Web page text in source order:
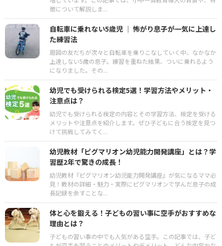
徴について解説しま...
自転車に乗れない5歳児 │ 怖がり息子が一気に上達し
た練習法
周囲の友だちが次々と自転車を乗りこなしていく中、なかなか
上達しない5歳の息子。練習を重ねた結果、ついに乗れるよう
になりました。その...
幼児でも受けられる検定5選！学習方法やメリット・
注意点は？
幼児でも受けられる検定の内容とその学習方法、検定を受ける
メリットや注意点を紹介します。ぜひ子どもに合う検定を見つ
けて挑戦してみてく...
幼児教材「ピグマリオン幼児能力開発講座」とは？学
習歴2年で驚きの成長！
幼児教材『ピグマリオン幼児能力開発講座』が気になるママ必
見！教材の詳細・魅力・実際にピグマリオンで学んだ息子の成
長記録を余すことな...
体と心を鍛える！子どもの習い事に空手がおすすめな
理由とは？
子どもの習い事の中でも人気がある空手。この記事では、子ど